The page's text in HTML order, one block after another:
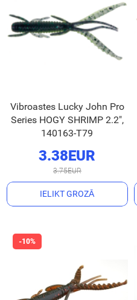
Vibroastes Lucky John Pro
Series HOGY SHRIMP 2.2",
140163-T79
3.38EUR
3.75EUR
IELIKT GROZĀ